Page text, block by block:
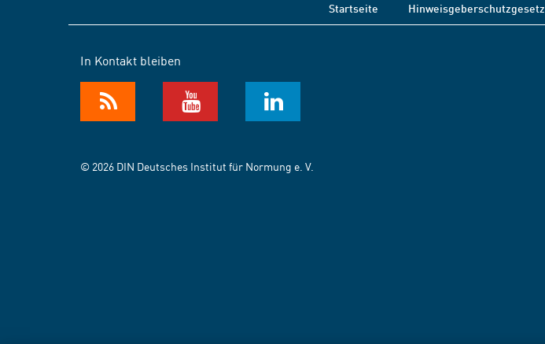
Startseite Hinweisgeberschutzgesetz
In Kontakt bleiben
© 2026 DIN Deutsches Institut für Normung e. V.